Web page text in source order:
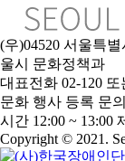
(우)04520 서울특
울시 문화정책과
대표전화 02-120
문화 행사 등록 문
시간 12:00 ~ 13:00
Copyright © 2021.